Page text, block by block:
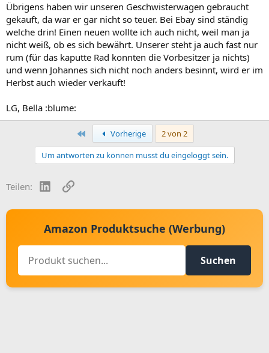
Übrigens haben wir unseren Geschwisterwagen gebraucht
gekauft, da war er gar nicht so teuer. Bei Ebay sind ständig
welche drin! Einen neuen wollte ich auch nicht, weil man ja
nicht weiß, ob es sich bewährt. Unserer steht ja auch fast nur
rum (für das kaputte Rad konnten die Vorbesitzer ja nichts)
und wenn Johannes sich nicht noch anders besinnt, wird er im
Herbst auch wieder verkauft!
LG, Bella :blume:
Erste Vorherige
2 von 2
Um antworten zu können musst du eingeloggt sein.
Teilen: LinkedInLink
Amazon Produktsuche (Werbung)
Suchen